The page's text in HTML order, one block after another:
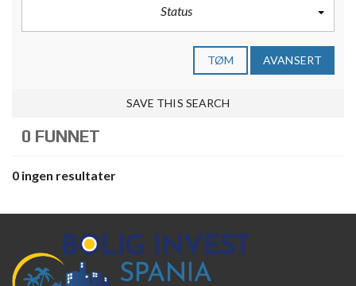
Status
TØM AVANSERT
SAVE THIS SEARCH
0 FUNNET
0 ingen resultater